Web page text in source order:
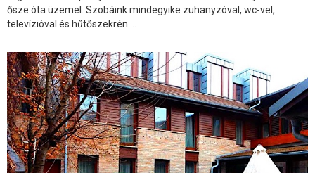
ősze óta üzemel. Szobáink mindegyike zuhanyzóval, wc-vel,
televízióval és hűtőszekrén ...